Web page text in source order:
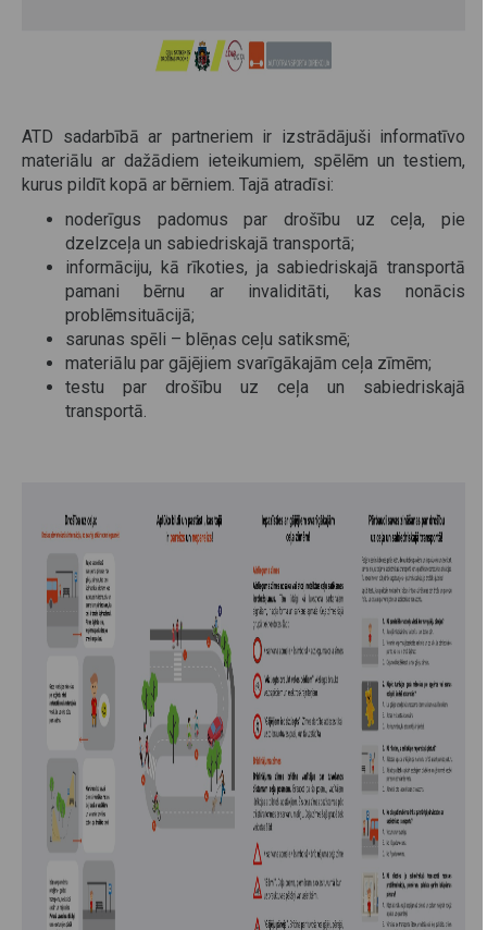
ATD sadarbībā ar partneriem ir izstrādājuši informatīvo
materiālu ar dažādiem ieteikumiem, spēlēm un testiem,
kurus pildīt kopā ar bērniem. Tajā atradīsi:
noderīgus padomus par drošību uz ceļa, pie
dzelzceļa un sabiedriskajā transportā;
informāciju, kā rīkoties, ja sabiedriskajā transportā
pamani bērnu ar invaliditāti, kas nonācis
problēmsituācijā;
sarunas spēli – blēņas ceļu satiksmē;
materiālu par gājējiem svarīgākajām ceļa zīmēm;
testu par drošību uz ceļa un sabiedriskajā
transportā.